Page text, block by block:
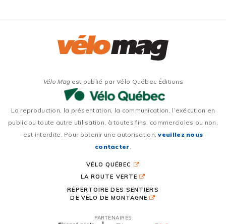
Vélo Magest publié par Vélo Québec Éditions
La reproduction, la présentation, la communication, l’exécution en
public ou toute autre utilisation, à toutes fins, commerciales ou non,
est interdite. Pour obtenir une autorisation,veuillez nous
contacter.
VÉLO QUÉBEC
LA ROUTE VERTE
RÉPERTOIRE DES SENTIERS
DE VÉLO DE MONTAGNE
PARTENAIRES